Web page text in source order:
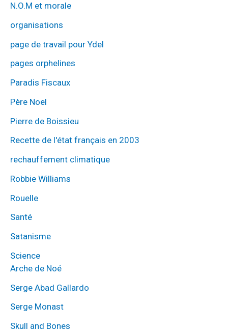
N.O.M et morale
organisations
page de travail pour Ydel
pages orphelines
Paradis Fiscaux
Père Noel
Pierre de Boissieu
Recette de l'état français en 2003
rechauffement climatique
Robbie Williams
Rouelle
Santé
Satanisme
Science
Arche de Noé
Serge Abad Gallardo
Serge Monast
Skull and Bones